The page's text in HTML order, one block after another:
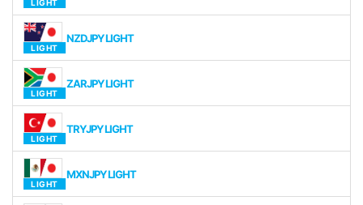
NZDJPY LIGHT
ZARJPY LIGHT
TRYJPY LIGHT
MXNJPY LIGHT